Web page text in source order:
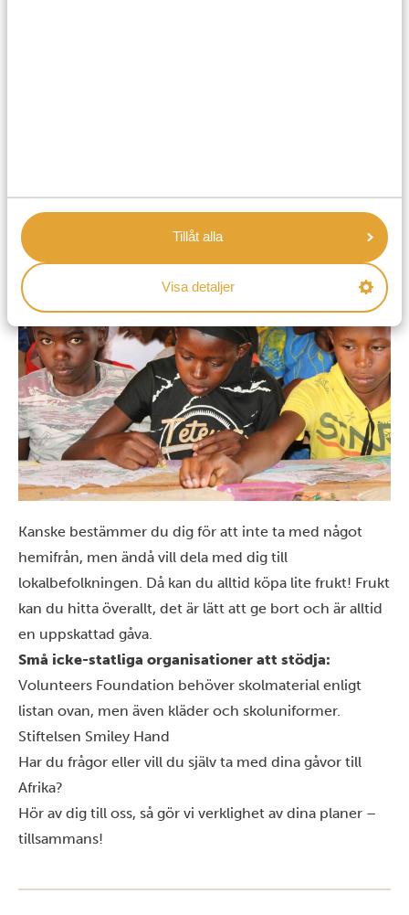
Tillåt alla
Visa detaljer
hjälper mer än gärna till att se till att dina gåvor hamnar
rätt.
Kanske bestämmer du dig för att inte ta med något
hemifrån, men ändå vill dela med dig till
lokalbefolkningen. Då kan du alltid köpa lite frukt! Frukt
kan du hitta överallt, det är lätt att ge bort och är alltid
en uppskattad gåva.
Små icke-statliga organisationer att stödja:
Volunteers Foundation behöver skolmaterial enligt
listan ovan, men även kläder och skoluniformer.
Stiftelsen Smiley Hand
Har du frågor eller vill du själv ta med dina gåvor till
Afrika?
Hör av dig till oss, så gör vi verklighet av dina planer –
tillsammans!